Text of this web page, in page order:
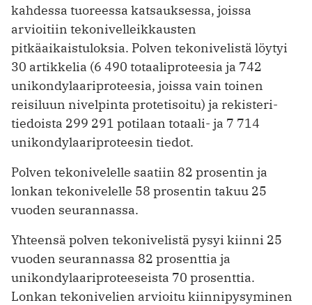
kahdessa tuoreessa kat­sauksessa, joissa
arvioitiin tekonivelleikkausten
pitkäaikaistuloksia. Polven tekonivelistä löytyi
30 artikkelia (6 490 totaali­proteesia ja 742
unikondylaari­proteesia, joissa vain toinen
reisiluun nivelpinta protetisoitu) ja rekisteri­
tiedoista 299 291 potilaan totaali- ja 7 714
unikondylaariproteesin tiedot.
Polven tekonivelelle saatiin 82 prosentin ja
lonkan tekonivelelle 58 prosentin takuu 25
vuoden seurannassa.
Yhteensä polven tekonivelistä pysyi kiinni 25
vuoden seurannassa 82 prosenttia ja
unikondylaariproteeseista 70 prosenttia.
Lonkan tekonivelien arvioitu kiinnipysyminen